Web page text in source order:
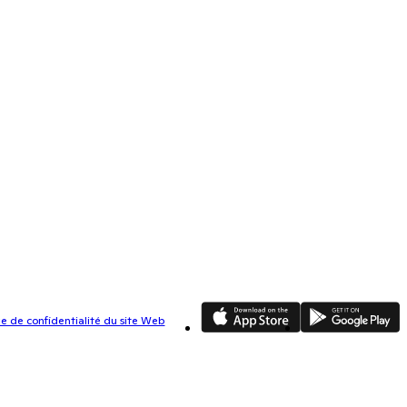
de confidentialité du site Web
App Store Google Play